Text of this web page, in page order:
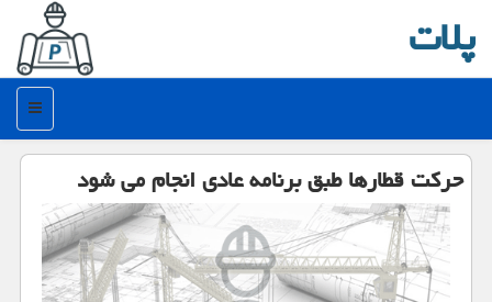
پلات
منو
حركت قطارها طبق برنامه عادی انجام می شود